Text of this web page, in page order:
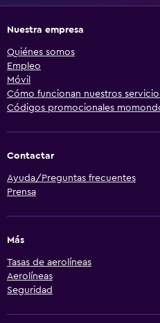
Nuestra empresa
Quiénes somos
Empleo
Móvil
Cómo funcionan nuestros
Códigos promocionales
Contactar
Ayuda/Preguntas frecuentes
Prensa
Más
Tasas de aerolíneas
Aerolíneas
Seguridad